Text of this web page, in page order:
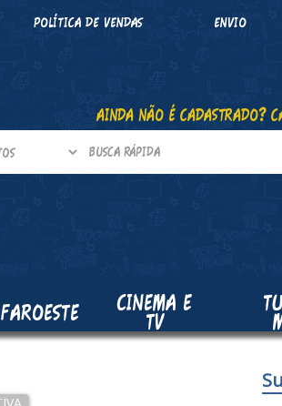
POLÍTICA DE VENDAS ENVIO
AINDA NÃO É CADASTRADO?
FAROESTE CINEMA E
TV